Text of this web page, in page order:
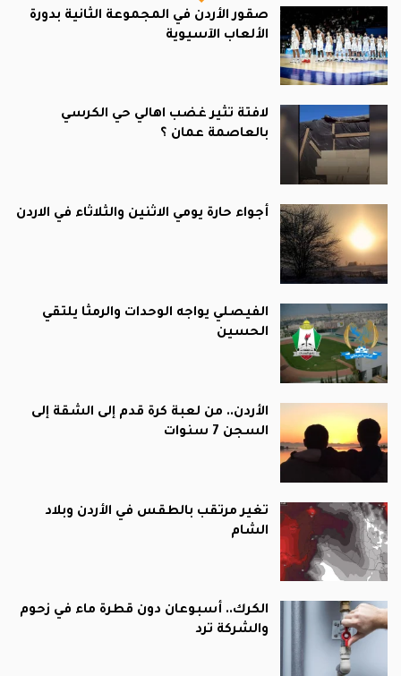
صقور الأردن في المجموعة الثانية بدورة
الألعاب الآسيوية
لافتة تثير غضب اهالي حي الكرسي
بالعاصمة عمان ؟
أجواء حارة يومي الاثنين والثلاثاء في الاردن
الفيصلي يواجه الوحدات والرمثا يلتقي
الحسين
الأردن.. من لعبة كرة قدم إلى الشقة إلى
السجن 7 سنوات
تغير مرتقب بالطقس في الأردن وبلاد
الشام
الكرك.. أسبوعان دون قطرة ماء في زحوم
والشركة ترد